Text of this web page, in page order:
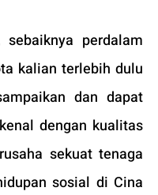
perdalam
kalian terlebih dulu
dan dapat
dengan kualitas
sekuat tenaga
sosial di Cina